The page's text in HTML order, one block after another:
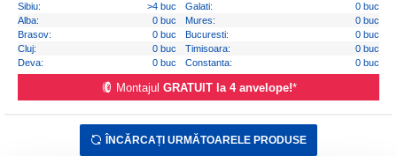
Sibiu: >4 buc Galati:
0 buc
Alba:
0 buc Mures:
0 buc
Brasov:
0 buc Bucuresti:
0 buc
Cluj:
0 buc Timisoara:
0 buc
Deva:
0 buc Constanta: 0 buc
Montajul GRATUIT la 4 anvelope!*
ÎNCĂRCAȚI URMĂTOARELE PRODUSE